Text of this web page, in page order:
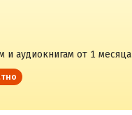
и аудиокнигам от 1 месяца